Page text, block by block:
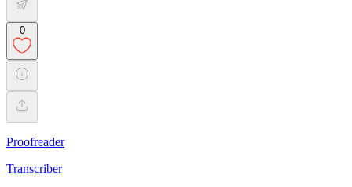
0
Proofreader
Transcriber